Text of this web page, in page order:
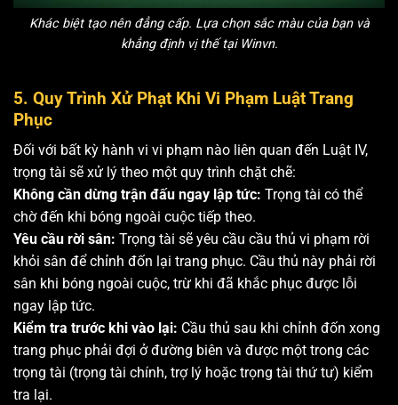
Khác biệt tạo nên đẳng cấp. Lựa chọn sắc màu của bạn và
khẳng định vị thế tại Winvn.
5. Quy Trình Xử Phạt Khi Vi Phạm Luật Trang
Phục
Đối với bất kỳ hành vi vi phạm nào liên quan đến Luật IV,
trọng tài sẽ xử lý theo một quy trình chặt chẽ:
Không cần dừng trận đấu ngay lập tức: Trọng tài có thể
chờ đến khi bóng ngoài cuộc tiếp theo.
Yêu cầu rời sân: Trọng tài sẽ yêu cầu cầu thủ vi phạm rời
khỏi sân để chỉnh đốn lại trang phục. Cầu thủ này phải rời
sân khi bóng ngoài cuộc, trừ khi đã khắc phục được lỗi
ngay lập tức.
Kiểm tra trước khi vào lại: Cầu thủ sau khi chỉnh đốn xong
trang phục phải đợi ở đường biên và được một trong các
trọng tài (trọng tài chính, trợ lý hoặc trọng tài thứ tư) kiểm
tra lại.